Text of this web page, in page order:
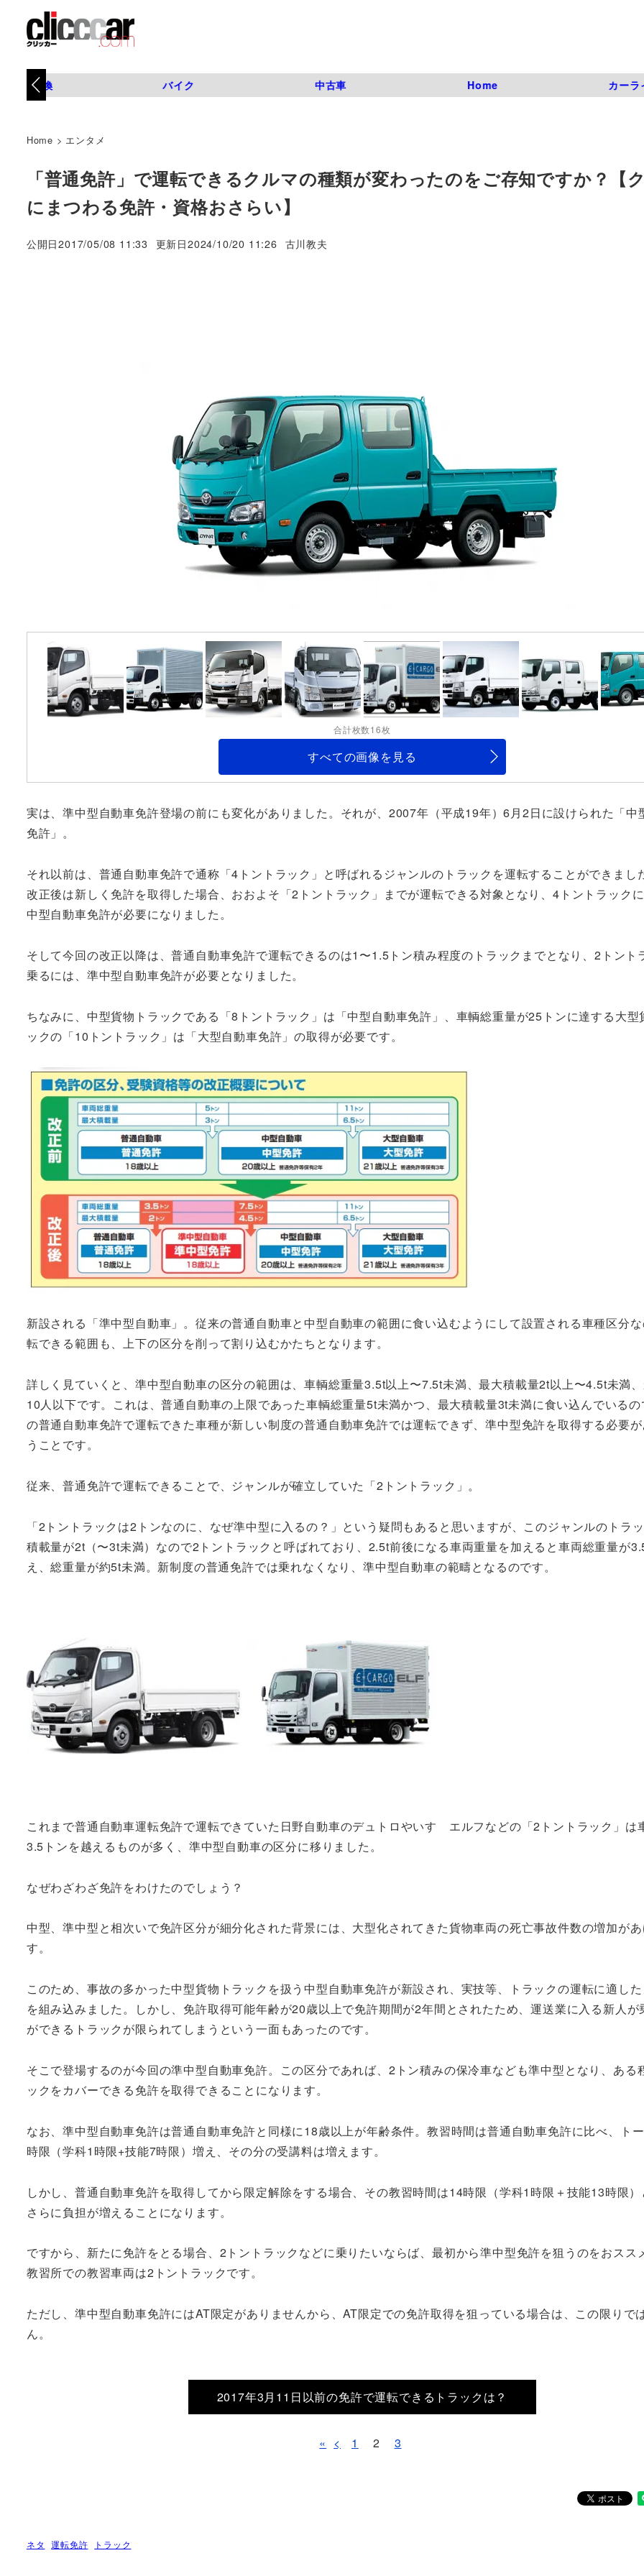
タイヤ交換 バイク 中古車 Home カーラ
Home > エンタメ
「普通免許」で運転できるクルマの種類が変わったのをご存知ですか？【
にまつわる免許・資格おさらい】
公開日2017/05/08 11:33 更新日2024/10/20 11:26 著
古川教夫
合計枚数16枚
すべての画像を見る
実は、準中型自動車免許登場の前にも変化がありました。それが、2007年（平成19年）6月2日に設けられた「中
免許」。
それ以前は、普通自動車免許で通称「4トントラック」と呼ばれるジャンルのトラックを運転することができまし
改正後は新しく免許を取得した場合、おおよそ「2トントラック」までが運転できる対象となり、4トントラック
中型自動車免許が必要になりました。
そして今回の改正以降は、普通自動車免許で運転できるのは1〜1.5トン積み程度のトラックまでとなり、2トント
乗るには、準中型自動車免許が必要となりました。
ちなみに、中型貨物トラックである「8トントラック」は「中型自動車免許」、車輌総重量が25トンに達する大型
ックの「10トントラック」は「大型自動車免許」の取得が必要です。
新設される「準中型自動車」。従来の普通自動車と中型自動車の範囲に食い込むようにして設置される車種区分
転できる範囲も、上下の区分を削って割り込むかたちとなります。
詳しく見ていくと、準中型自動車の区分の範囲は、車輌総重量3.5t以上〜7.5t未満、最大積載量2t以上〜4.5t未満
10人以下です。これは、普通自動車の上限であった車輌総重量5t未満かつ、最大積載量3t未満に食い込んでいる
の普通自動車免許で運転できた車種が新しい制度の普通自動車免許では運転できず、準中型免許を取得する必要
うことです。
従来、普通免許で運転できることで、ジャンルが確立していた「2トントラック」。
「2トントラックは2トンなのに、なぜ準中型に入るの？」という疑問もあると思いますが、このジャンルのトラ
積載量が2t（〜3t未満）なので2トントラックと呼ばれており、2.5t前後になる車両重量を加えると車両総重量が
え、総重量が約5t未満。新制度の普通免許では乗れなくなり、準中型自動車の範疇となるのです。
これまで普通自動車運転免許で運転できていた日野自動車のデュトロやいすゞエルフなどの「2トントラック」は
3.5トンを越えるものが多く、準中型自動車の区分に移りました。
なぜわざわざ免許をわけたのでしょう？
中型、準中型と相次いで免許区分が細分化された背景には、大型化されてきた貨物車両の死亡事故件数の増加が
す。
このため、事故の多かった中型貨物トラックを扱う中型自動車免許が新設され、実技等、トラックの運転に適し
を組み込みました。しかし、免許取得可能年齢が20歳以上で免許期間が2年間とされたため、運送業に入る新人が
ができるトラックが限られてしまうという一面もあったのです。
そこで登場するのが今回の準中型自動車免許。この区分であれば、2トン積みの保冷車なども準中型となり、ある
ックをカバーできる免許を取得できることになります。
なお、準中型自動車免許は普通自動車免許と同様に18歳以上が年齢条件。教習時間は普通自動車免許に比べ、ト
時限（学科1時限+技能7時限）増え、その分の受講料は増えます。
しかし、普通自動車免許を取得してから限定解除をする場合、その教習時間は14時限（学科1時限＋技能13時限
さらに負担が増えることになります。
ですから、新たに免許をとる場合、2トントラックなどに乗りたいならば、最初から準中型免許を狙うのをおスス
教習所での教習車両は2トントラックです。
ただし、準中型自動車免許にはAT限定がありませんから、AT限定での免許取得を狙っている場合は、この限りで
ん。
2017年3月11日以前の免許で運転できるトラックは？
« < 1 2 3
ネタ 運転免許 トラック